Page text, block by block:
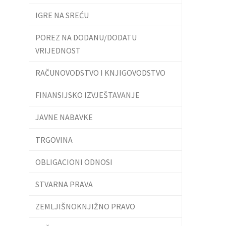
IGRE NA SREĆU
POREZ NA DODANU/DODATU
VRIJEDNOST
RAČUNOVODSTVO I KNJIGOVODSTVO
FINANSIJSKO IZVJEŠTAVANJE
JAVNE NABAVKE
TRGOVINA
OBLIGACIONI ODNOSI
STVARNA PRAVA
ZEMLJIŠNOKNJIŽNO PRAVO